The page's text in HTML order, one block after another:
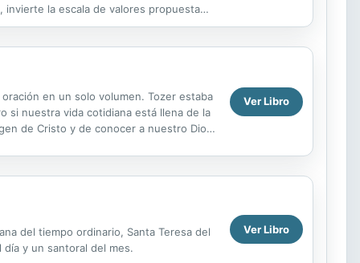
la escala de valores propuesta
en un solo volumen. Tozer estaba
si nuestra vida cotidiana está llena de la
de Cristo y de conocer a nuestro Dios
Ver Libro
del tiempo ordinario, Santa Teresa del
día y un santoral del mes.
Ver Libro